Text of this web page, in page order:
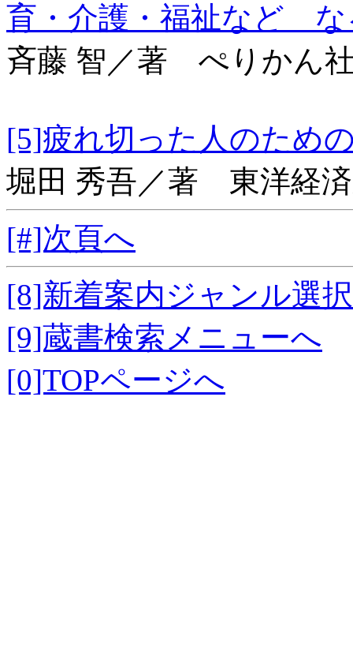
育・介護・福祉など
斉藤 智／著 ぺりかん
[5]疲れ切った人の
堀田 秀吾／著 東洋経
[#]次頁へ
[8]新着案内ジャンル選
[9]蔵書検索メニューへ
[0]TOPページへ